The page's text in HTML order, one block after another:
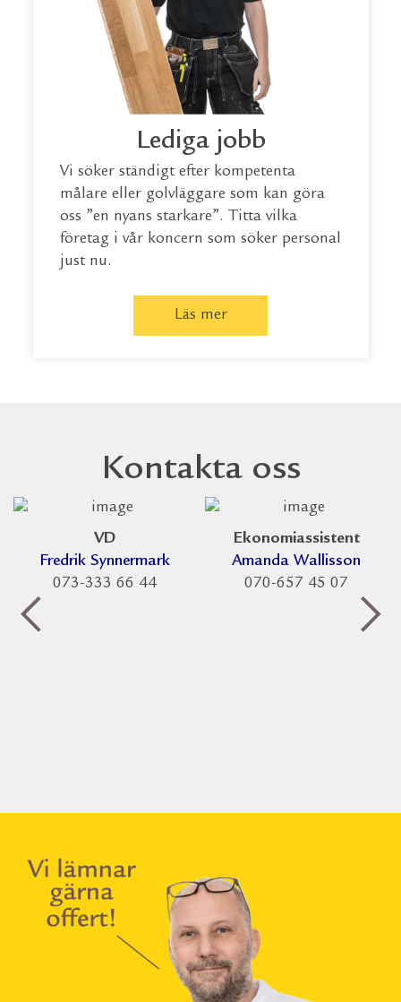
Lediga jobb
Vi söker ständigt efter kompetenta
målare eller golvläggare som kan göra
oss ”en nyans starkare”. Titta vilka
företag i vår koncern som söker personal
just nu.
Läs mer
Kontakta oss
VD
Fredrik Synnermark
073-333 66 44
Ekonomiassistent
Amanda Wallisson
070-657 45 07